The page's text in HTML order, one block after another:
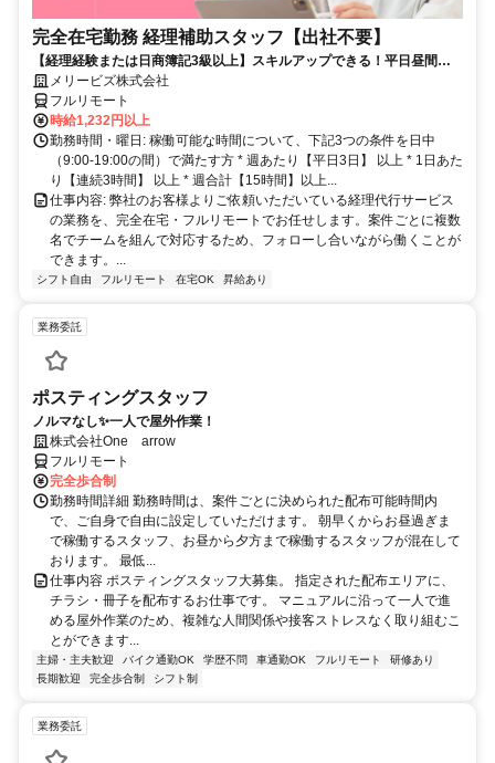
完全在宅勤務 経理補助スタッフ【出社不要】
【経理経験または日商簿記3級以上】スキルアップできる！平日昼間３h
～。完全在宅で育児・介護中の方も大歓迎♪
メリービズ株式会社
フルリモート
時給1,232円以上
勤務時間・曜日: 稼働可能な時間について、下記3つの条件を日中
（9:00-19:00の間）で満たす方 * 週あたり【平日3日】 以上 * 1日あた
り【連続3時間】 以上 * 週合計【15時間】以上...
仕事内容: 弊社のお客様よりご依頼いただいている経理代行サービス
の業務を、完全在宅・フルリモートでお任せします。案件ごとに複数
名でチームを組んで対応するため、フォローし合いながら働くことが
できます。...
シフト自由 フルリモート 在宅OK 昇給あり
業務委託
ポスティングスタッフ
ノルマなし✨一人で屋外作業！
株式会社One arrow
フルリモート
完全歩合制
勤務時間詳細 勤務時間は、案件ごとに決められた配布可能時間内
で、ご自身で自由に設定していただけます。 朝早くからお昼過ぎま
で稼働するスタッフ、お昼から夕方まで稼働するスタッフが混在して
おります。 最低...
仕事内容 ポスティングスタッフ大募集。 指定された配布エリアに、
チラシ・冊子を配布するお仕事です。 マニュアルに沿って一人で進
める屋外作業のため、複雑な人間関係や接客ストレスなく取り組むこ
とができます...
主婦・主夫歓迎 バイク通勤OK 学歴不問 車通勤OK フルリモート
研修あり
長期歓迎
完全歩合制 シフト制
業務委託